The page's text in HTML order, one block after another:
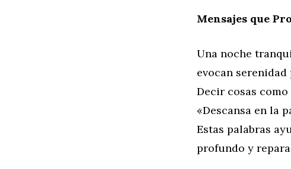
Mensajes que
Una noche
evocan
Decir cosas
«Descansa en la
Estas palabras
profundo y